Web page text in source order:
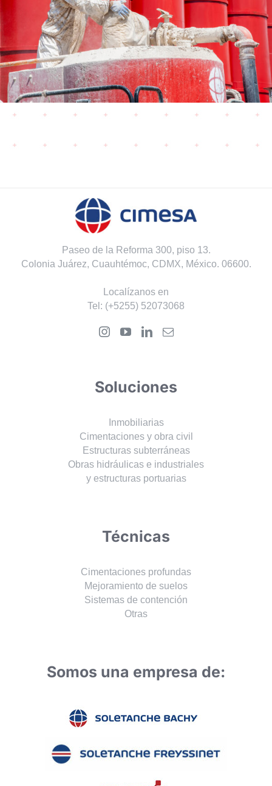
Paseo de la Reforma 300, piso 13.
Colonia Juárez, Cuauhtémoc, CDMX, México. 06600.
Localízanos en
Tel: (+5255) 52073068
Soluciones
Inmobiliarias
Cimentaciones y obra civil
Estructuras subterráneas
Obras hidráulicas e industriales
y estructuras portuarias
Técnicas
Cimentaciones profundas
Mejoramiento de suelos
Sistemas de contención
Otras
Somos una empresa de: